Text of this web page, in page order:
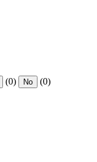
(0) No (0)